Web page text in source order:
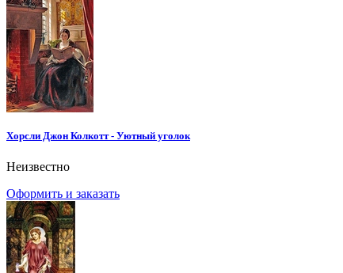
Хорсли Джон Колкотт - Уютный уголок
Неизвестно
Оформить и заказать